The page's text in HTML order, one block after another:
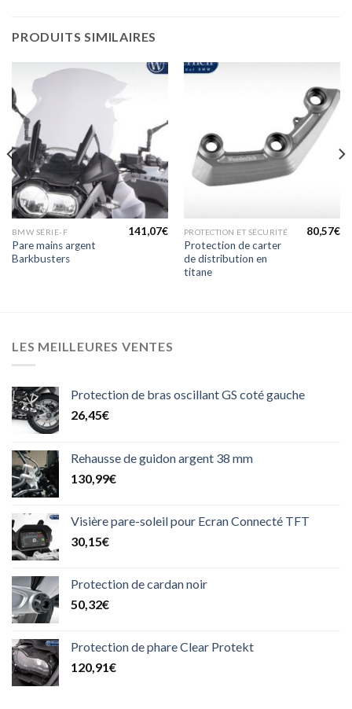
PRODUITS SIMILAIRES
BMW SÉRIE-F
Pare mains argent
Barkbusters
141,07€ PROTECTION ET SÉCURITÉ
Protection de carter
de distribution en
titane
80,57€
LES MEILLEURES VENTES
Protection de bras oscillant GS coté gauche
26,45€
Rehausse de guidon argent 38 mm
130,99€
Visière pare-soleil pour Ecran Connecté TFT
30,15€
Protection de cardan noir
50,32€
Protection de phare Clear Protekt
120,91€